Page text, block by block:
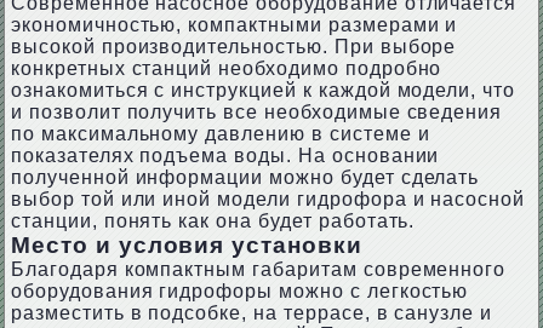
экономичностью, компактными размерами и
высокой производительностью. При выборе
конкретных станций необходимо подробно
ознакомиться с инструкцией к каждой модели, что
и позволит получить все необходимые сведения
по максимальному давлению в системе и
показателях подъема воды. На основании
полученной информации можно будет сделать
выбор той или иной модели гидрофора и насосной
станции, понять как она будет работать.
Место и условия установки
Благодаря компактным габаритам современного
оборудования гидрофоры можно с легкостью
разместить в подсобке, на террасе, в санузле и